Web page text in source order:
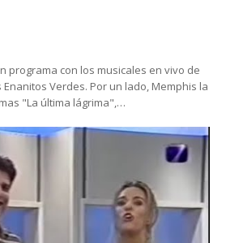
programa con los musicales en vivo de
Verdes. Por un lado, Memphis la
"La última lágrima",…